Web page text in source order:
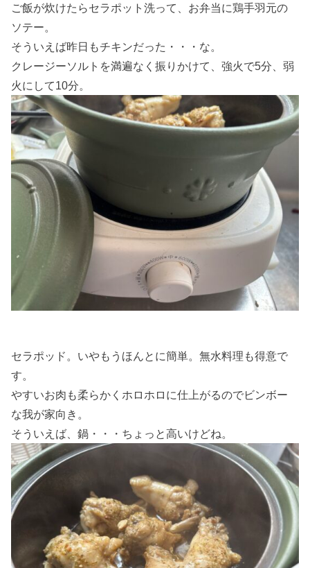
ご飯が炊けたらセラポット洗って、お弁当に鶏手羽元の
ソテー。
そういえば昨日もチキンだった・・・な。
クレージーソルトを満遍なく振りかけて、強火で5分、弱
火にして10分。
セラポッド。いやもうほんとに簡単。無水料理も得意で
す。
やすいお肉も柔らかくホロホロに仕上がるのでビンボー
な我が家向き。
そういえば、鍋・・・ちょっと高いけどね。